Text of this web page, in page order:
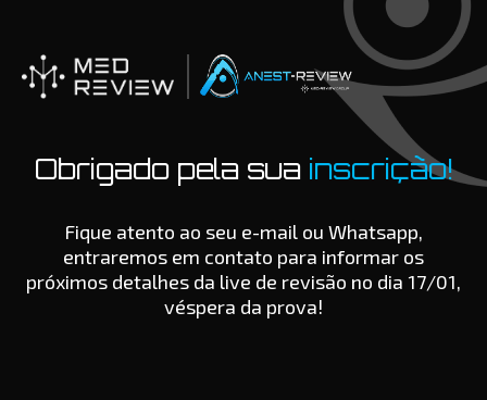
conteúdo
Obrigado pela sua inscrição!
Fique atento ao seu e-mail ou Whatsapp,
entraremos em contato para informar os
próximos detalhes da live de revisão no dia 17/01,
véspera da prova!